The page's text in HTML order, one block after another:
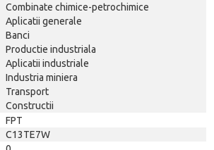
Combinate chimice-petrochimice
Aplicatii generale
Banci
Productie industriala
Aplicatii industriale
Industria miniera
Transport
Constructii
FPT
C13TE7W